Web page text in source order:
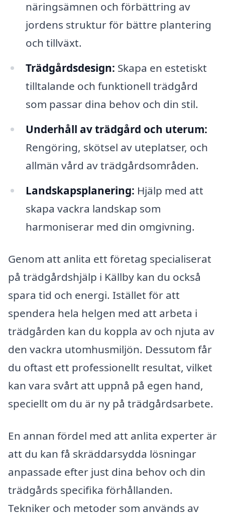
näringsämnen och förbättring av
jordens struktur för bättre plantering
och tillväxt.
Trädgårdsdesign: Skapa en estetiskt
tilltalande och funktionell trädgård
som passar dina behov och din stil.
Underhåll av trädgård och uterum:
Rengöring, skötsel av uteplatser, och
allmän vård av trädgårdsområden.
Landskapsplanering: Hjälp med att
skapa vackra landskap som
harmoniserar med din omgivning.
Genom att anlita ett företag specialiserat
på trädgårdshjälp i Källby kan du också
spara tid och energi. Istället för att
spendera hela helgen med att arbeta i
trädgården kan du koppla av och njuta av
den vackra utomhusmiljön. Dessutom får
du oftast ett professionellt resultat, vilket
kan vara svårt att uppnå på egen hand,
speciellt om du är ny på trädgårdsarbete.
En annan fördel med att anlita experter är
att du kan få skräddarsydda lösningar
anpassade efter just dina behov och din
trädgårds specifika förhållanden.
Tekniker och metoder som används av